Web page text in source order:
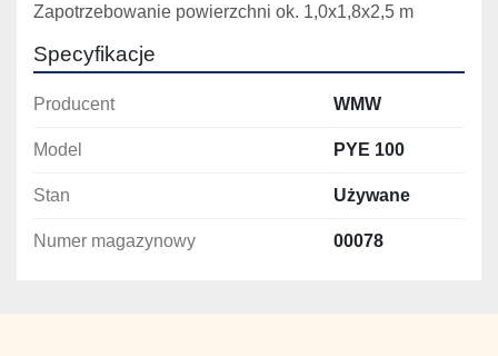
Zapotrzebowanie powierzchni ok. 1,0x1,8x2,5 m
Specyfikacje
Producent WMW
Model PYE 100
Stan Używane
Numer magazynowy 00078